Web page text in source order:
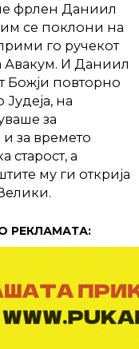
фрлен Даниил
им се поклони на
го ручекот
Авакум. И Даниил
Божји повторно
на
за
за времето
старост, а
му ги открија
РЕКЛАМАТА: